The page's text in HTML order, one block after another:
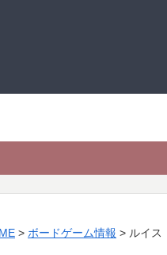
> ボードゲーム情報 > ルイス